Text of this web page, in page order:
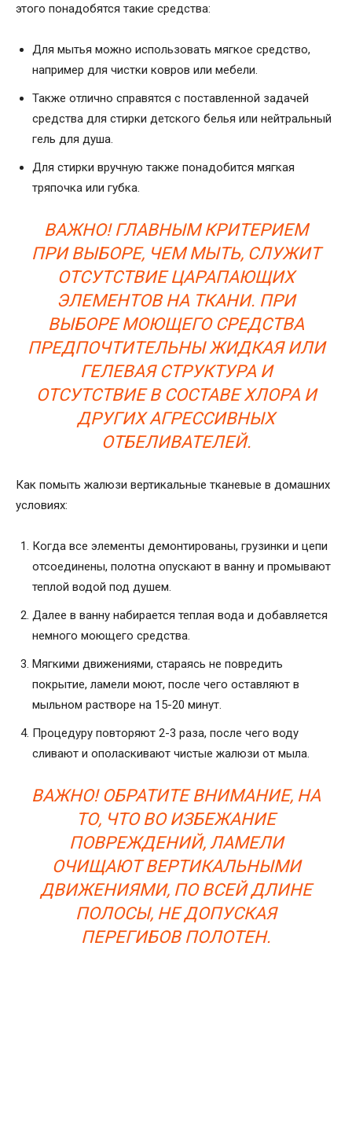
этого понадобятся такие средства:
Для мытья можно использовать мягкое средство,
например для чистки ковров или мебели.
Также отлично справятся с поставленной задачей
средства для стирки детского белья или нейтральный
гель для душа.
Для стирки вручную также понадобится мягкая
тряпочка или губка.
ВАЖНО! ГЛАВНЫМ КРИТЕРИЕМ
ПРИ ВЫБОРЕ, ЧЕМ МЫТЬ, СЛУЖИТ
ОТСУТСТВИЕ ЦАРАПАЮЩИХ
ЭЛЕМЕНТОВ НА ТКАНИ. ПРИ
ВЫБОРЕ МОЮЩЕГО СРЕДСТВА
ПРЕДПОЧТИТЕЛЬНЫ ЖИДКАЯ ИЛИ
ГЕЛЕВАЯ СТРУКТУРА И
ОТСУТСТВИЕ В СОСТАВЕ ХЛОРА И
ДРУГИХ АГРЕССИВНЫХ
ОТБЕЛИВАТЕЛЕЙ.
Как помыть жалюзи вертикальные тканевые в домашних
условиях:
Когда все элементы демонтированы, грузинки и цепи
отсоединены, полотна опускают в ванну и промывают
теплой водой под душем.
Далее в ванну набирается теплая вода и добавляется
немного моющего средства.
Мягкими движениями, стараясь не повредить
покрытие, ламели моют, после чего оставляют в
мыльном растворе на 15-20 минут.
Процедуру повторяют 2-3 раза, после чего воду
сливают и ополаскивают чистые жалюзи от мыла.
ВАЖНО! ОБРАТИТЕ ВНИМАНИЕ, НА
ТО, ЧТО ВО ИЗБЕЖАНИЕ
ПОВРЕЖДЕНИЙ, ЛАМЕЛИ
ОЧИЩАЮТ ВЕРТИКАЛЬНЫМИ
ДВИЖЕНИЯМИ, ПО ВСЕЙ ДЛИНЕ
ПОЛОСЫ, НЕ ДОПУСКАЯ
ПЕРЕГИБОВ ПОЛОТЕН.